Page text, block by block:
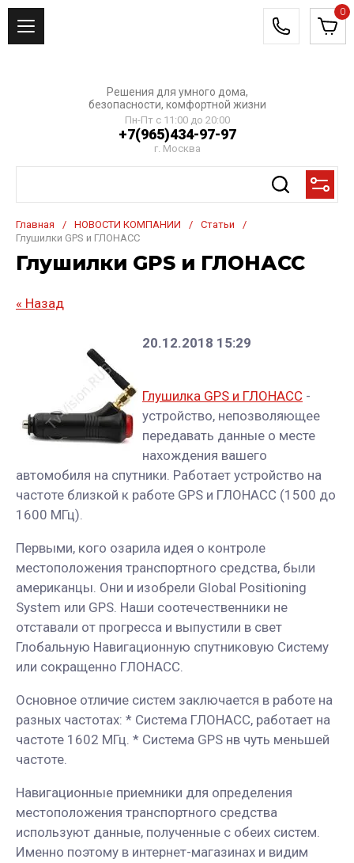
0
Решения для умного дома,
безопасности, комфортной жизни
Пн-Пт с 11:00 до 20:00
+7(965)434-97-97
г. Москва
Главная / НОВОСТИ КОМПАНИИ / Статьи
/
Глушилки GPS и ГЛОНАСС
Глушилки GPS и ГЛОНАСС
« Назад
20.12.2018 15:29
Глушилка GPS и ГЛОНАСС -
устройство, непозволяющее
передавать данные о месте
нахождения вашего
автомобиля на спутники. Работает устройство на
частоте близкой к работе GPS и ГЛОНАСС (1500 до
1600 МГц).
Первыми, кого озарила идея о контроле
местоположения транспортного средства, были
американцы. Они и изобрели Global Positioning
System или GPS. Наши соотечественники не
отставали от прогресса и выпустили в свет
Глобальную Навигационную спутниковую Систему
или сокращенно ГЛОНАСС.
Основное отличие систем заключается в работе на
разных частотах: * Система ГЛОНАСС, работает на
частоте 1602 МГц. * Система GPS нв чуть меньшей
частоте.
Навигационные приемники для определения
местоположения транспортного средства
используют данные, полученные с обеих систем.
Именно поэтому в интернет-магазинах и видим